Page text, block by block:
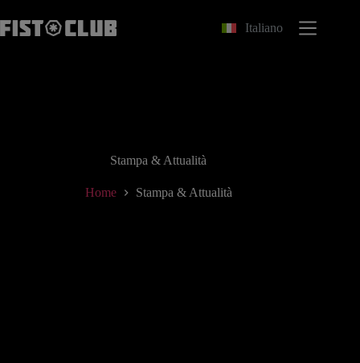
al
contenuto
Italiano
Stampa & Attualità
Home Stampa & Attualità